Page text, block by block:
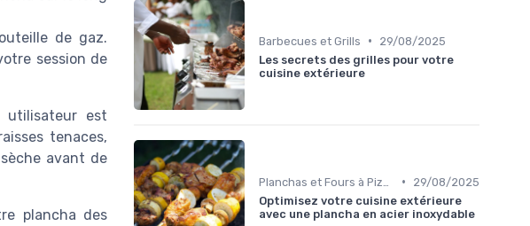
de gaz.
session de
utilisateur est
tenaces,
avant de
plancha des
Barbecues et Grills •
29/08/2025
Les secrets des grilles pour votre
cuisine extérieure
•
29/08/2025
Optimisez votre cuisine extérieure
avec une plancha en acier inoxydable